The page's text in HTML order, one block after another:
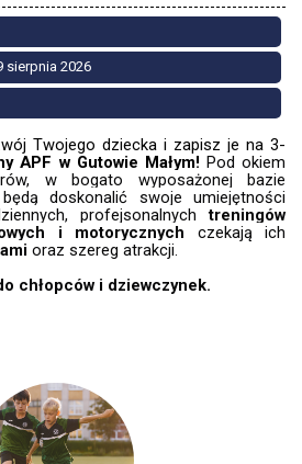
sierpnia 2026
Twojego dziecka i zapisz je na 3-
APF w Gutowie Małym! Pod okiem
w bogato wyposażonej bazie
doskonalić swoje umiejętności
profejsonalnychtreningów
i motorycznych czekają ich
oraz szereg atrakcji.
chłopców i dziewczynek.